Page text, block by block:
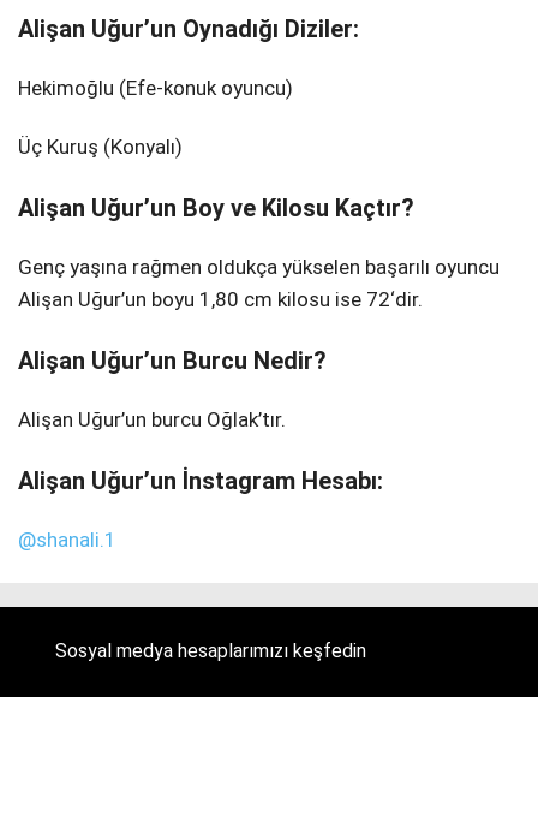
Alişan Uğur’un Oynadığı Diziler:
Hekimoğlu (Efe-konuk oyuncu)
Üç Kuruş (Konyalı)
Alişan Uğur’un Boy ve Kilosu Kaçtır?
Genç yaşına rağmen oldukça yükselen başarılı oyuncu
Alişan Uğur’un boyu 1,80 cm kilosu ise 72‘dir.
Alişan Uğur’un Burcu Nedir?
Alişan Uğur’un burcu Oğlak’tır.
Alişan Uğur’un İnstagram Hesabı:
@shanali.1
Sosyal medya hesaplarımızı keşfedin